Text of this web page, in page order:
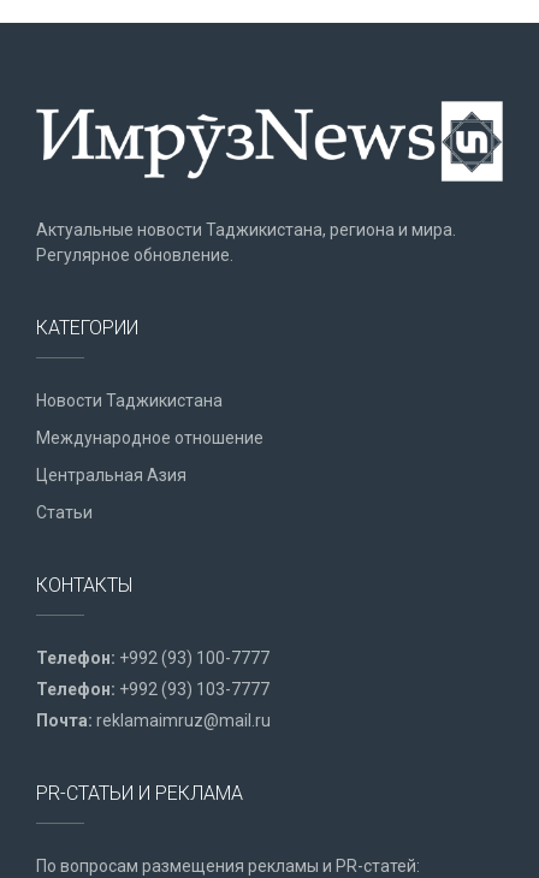
Актуальные новости Таджикистана, региона и мира.
Регулярное обновление.
КАТЕГОРИИ
Новости Таджикистана
Международное отношение
Центральная Азия
Статьи
КОНТАКТЫ
Телефон: +992 (93) 100-7777
Телефон: +992 (93) 103-7777
Почта: reklamaimruz@mail.ru
PR-СТАТЬИ И РЕКЛАМА
По вопросам размещения рекламы и PR-статей: